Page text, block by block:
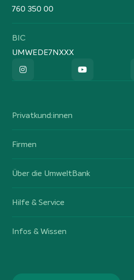
760 350 00
BIC
UMWEDE7NXXX
Privatkund:innen
Firmen
Über die UmweltBank
Hilfe & Service
Infos & Wissen